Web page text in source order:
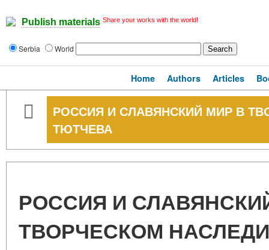
Publish materials Share your works with the world!
Serbia World
Home Authors Articles
РОССИЯ И СЛАВЯНСКИЙ МИР В
ТЮТЧЕВА
РОССИЯ И
ТВОРЧЕСКОМ